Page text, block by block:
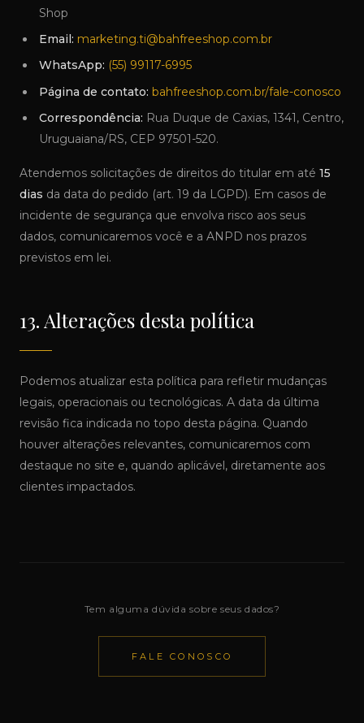
Shop
Email: marketing.ti@bahfreeshop.com.br
WhatsApp: (55) 99117-6995
Página de contato: bahfreeshop.com.br/fale-conosco
Correspondência: Rua Duque de Caxias, 1341, Centro,
Uruguaiana/RS, CEP 97501-520.
Atendemos solicitações de direitos do titular em até 15
dias da data do pedido (art. 19 da LGPD). Em casos de
incidente de segurança que envolva risco aos seus
dados, comunicaremos você e a ANPD nos prazos
previstos em lei.
13. Alterações desta política
Podemos atualizar esta política para refletir mudanças
legais, operacionais ou tecnológicas. A data da última
revisão fica indicada no topo desta página. Quando
houver alterações relevantes, comunicaremos com
destaque no site e, quando aplicável, diretamente aos
clientes impactados.
Tem alguma dúvida sobre seus dados?
FALE CONOSCO